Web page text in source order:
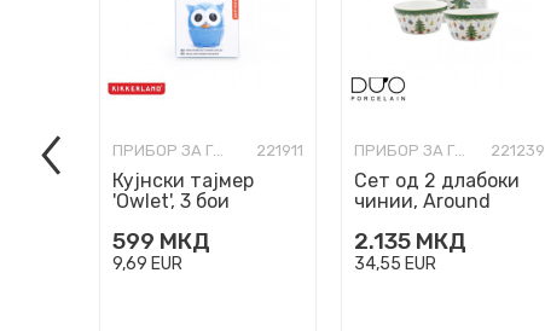
ПРИБОР ЗА ГОТВЕЊЕ, СЕРВИРАЊЕ И ЈАДЕЊЕ 221911
Кујнски тајмер
'Owlet', 3 бои
599 МКД
9,69 EUR
ПРИБОР ЗА ГОТВЕЊЕ, СЕРВИРАЊЕ И ЈАДЕЊЕ 221239
Сет од 2 длабоки
чинии, Around
2.135 МКД
34,55 EUR